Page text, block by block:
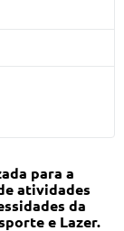
para a
atividades
da
e Lazer.